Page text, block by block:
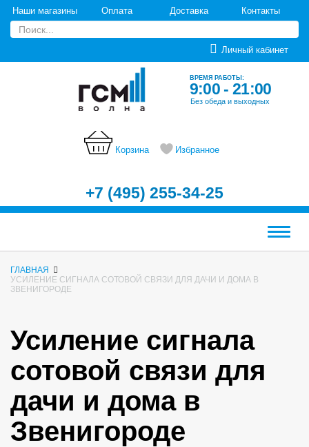
Наши магазины Оплата Доставка Контакты
Личный кабинет
ВРЕМЯ РАБОТЫ:
9:00 - 21:00
Без обеда и выходных
Корзина Избранное
+7 (495) 255-34-25
Меню
ГЛАВНАЯ
УСИЛЕНИЕ СИГНАЛА СОТОВОЙ СВЯЗИ ДЛЯ ДАЧИ И ДОМА В
ЗВЕНИГОРОДЕ
Усиление сигнала
сотовой связи для
дачи и дома в
Звенигороде